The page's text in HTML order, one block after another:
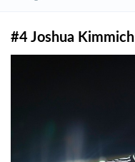
#4 Joshua Kimmich